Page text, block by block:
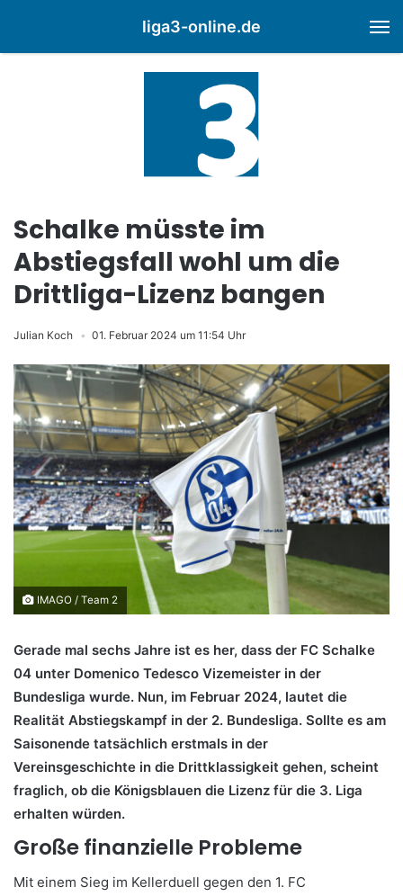
liga3-online.de
Schalke müsste im
Abstiegsfall wohl um die
Drittliga-Lizenz bangen
Julian Koch 01. Februar 2024 um 11:54 Uhr
IMAGO / Team 2
Gerade mal sechs Jahre ist es her, dass der FC Schalke
04 unter Domenico Tedesco Vizemeister in der
Bundesliga wurde. Nun, im Februar 2024, lautet die
Realität Abstiegskampf in der 2. Bundesliga. Sollte es am
Saisonende tatsächlich erstmals in der
Vereinsgeschichte in die Drittklassigkeit gehen, scheint
fraglich, ob die Königsblauen die Lizenz für die 3. Liga
erhalten würden.
Große finanzielle Probleme
Mit einem Sieg im Kellerduell gegen den 1. FC